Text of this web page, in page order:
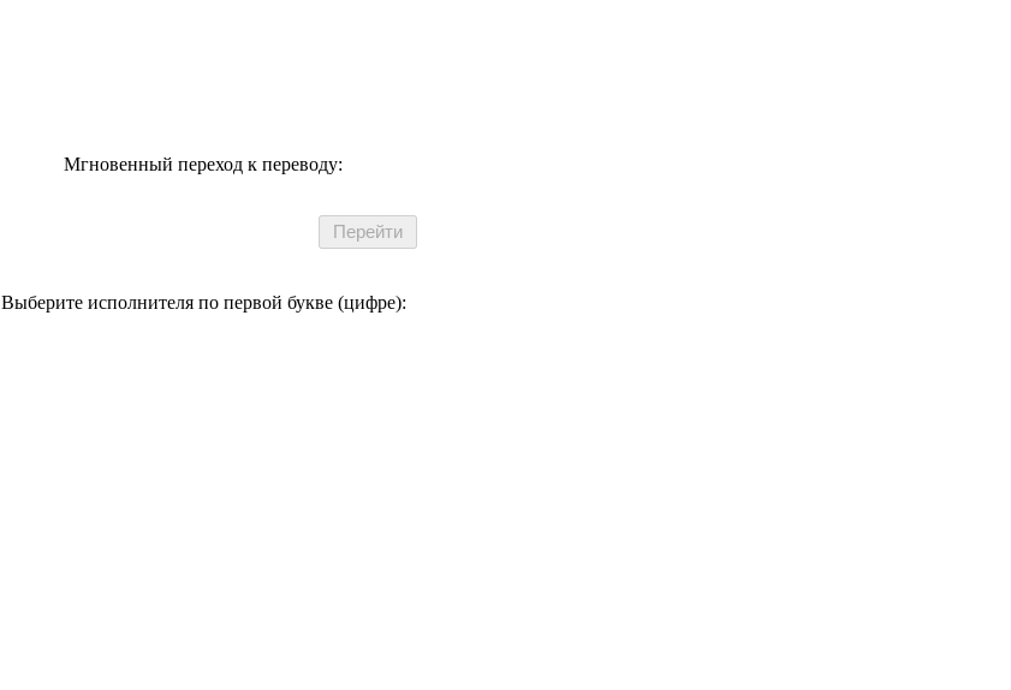
Мгновенный переход к переводу:
Выберите исполнителя по первой букве (цифре):